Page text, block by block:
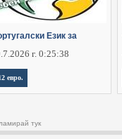
Език за
г. 0:25:38
евро.
тук